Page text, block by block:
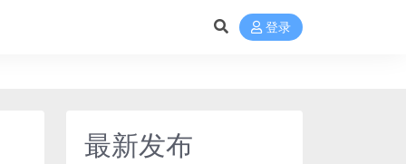
登录
最新发布